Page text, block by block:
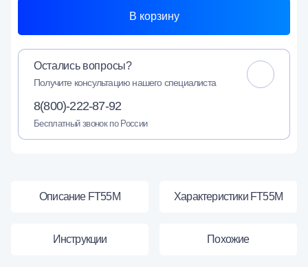
В корзину
Остались вопросы?
Получите консультацию нашего специалиста
8(800)-222-87-92
Бесплатный звонок по России
Описание FT55M Характеристики FT55M
Инструкции Похожие